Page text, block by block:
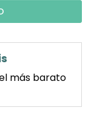
más barato